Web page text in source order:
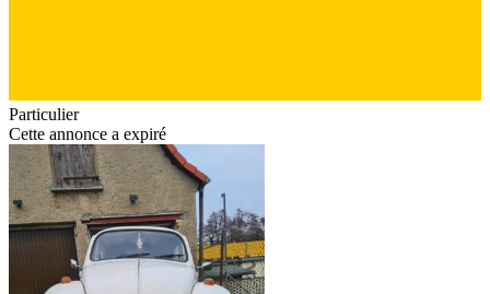
Particulier
Cette annonce a expiré